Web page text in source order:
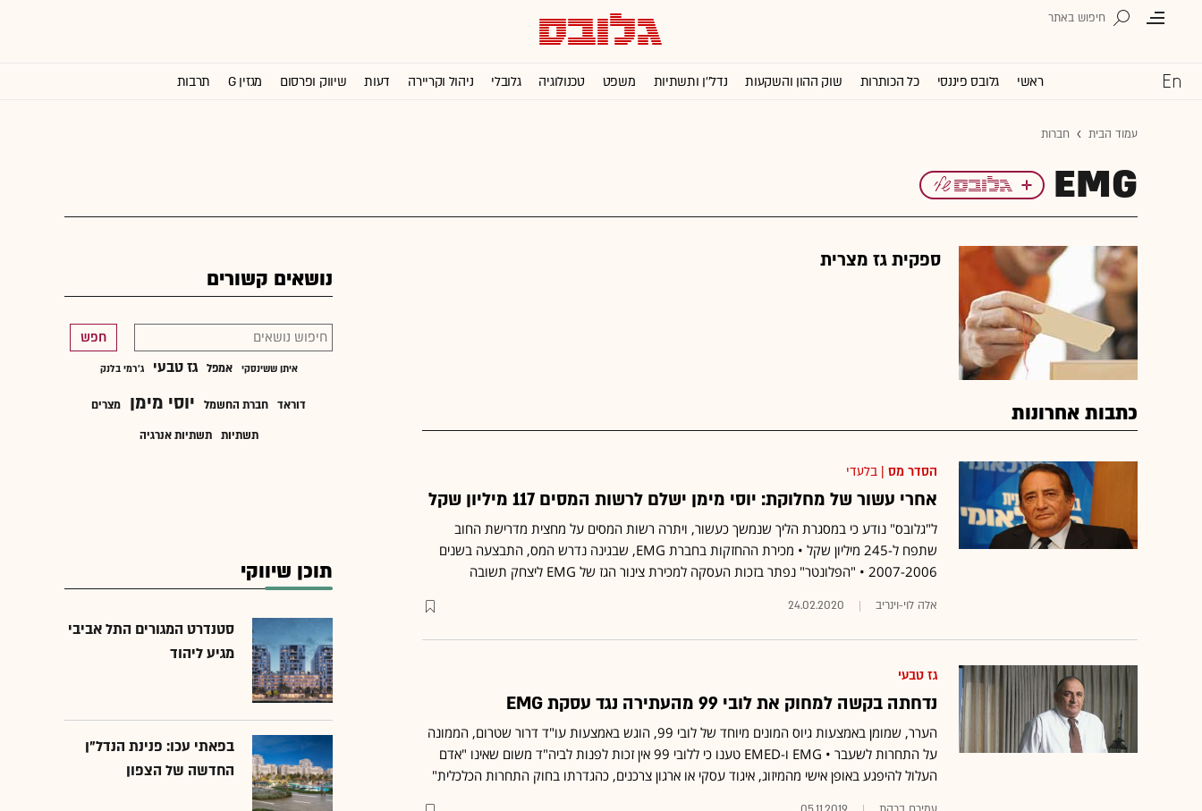
ראשי גלובס פיננסי כל הכותרות שוק ההון והשקעות נדל''ן ותשתיות משפט טכנולוגיה גלובלי ניהול וקריירה דעות שיווק ופרסום מגזין G תרבות
עמוד הבית חברות
EMG
ספקית גז מצרית
כתבות אחרונות
הסדר מס | בלעדי
אחרי עשור של מחלוקת: יוסי מימן ישלם לרשות המסים 117 מיליון שקל
ל"גלובס" נודע כי במסגרת הליך שנמשך כעשור, ויתרה רשות המסים על מחצית מדרישת החוב
שתפח ל-245 מיליון שקל • מכירת ההחזקות בחברת EMG, שבגינה נדרש המס, התבצעה בשנים
2007-2006 • "הפלונטר" נפתר בזכות העסקה למכירת צינור הגז של EMG ליצחק תשובה
אלה לוי-וינריב 24.02.2020
גז טבעי
נדחתה בקשה למחוק את לובי 99 מהעתירה נגד עסקת EMG
הערר, שמומן באמצעות גיוס המונים מיוחד של לובי 99, הוגש באמצעות עו"ד דרור שטרום, הממונה
על התחרות לשעבר • EMG ו-EMED טענו כי ללובי 99 אין זכות לפנות לביה"ד משום שאינו "אדם
העלול להיפגע באופן אישי מהמיזוג, איגוד עסקי או ארגון צרכנים, כהגדרתו בחוק התחרות הכלכלית"
נושאים קשורים
חפש
איתן ששינסקי אמפל גז טבעי ג'רמי בלנק
דוראד חברת החשמל יוסי מימן מצרים
תשתיות תשתיות אנרגיה
תוכן שיווקי
סטנדרט המגורים התל אביבי
מגיע ליהוד
בפאתי עכו: פנינת הנדל"ן
החדשה של הצפון